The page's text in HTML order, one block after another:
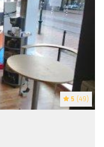
5 (49)